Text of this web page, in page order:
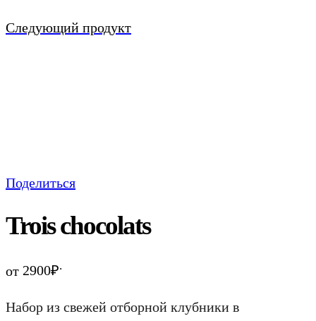
Следующий продукт
Поделиться
Trois chocolats
от 2900₽.
Набор из свежей отборной клубники в